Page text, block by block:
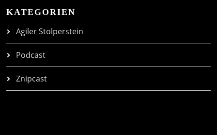
KATEGORIEN
Agiler Stolperstein
Podcast
Znipcast